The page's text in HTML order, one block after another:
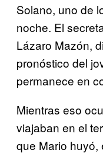
Solano, uno de
noche. El
Lázaro Mazón,
pronóstico del
permanece en
Mientras eso
viajaban en el
que Mario huyó,